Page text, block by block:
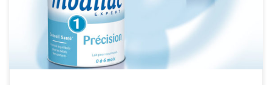
khách hàng của chúng tôi trong việc […]